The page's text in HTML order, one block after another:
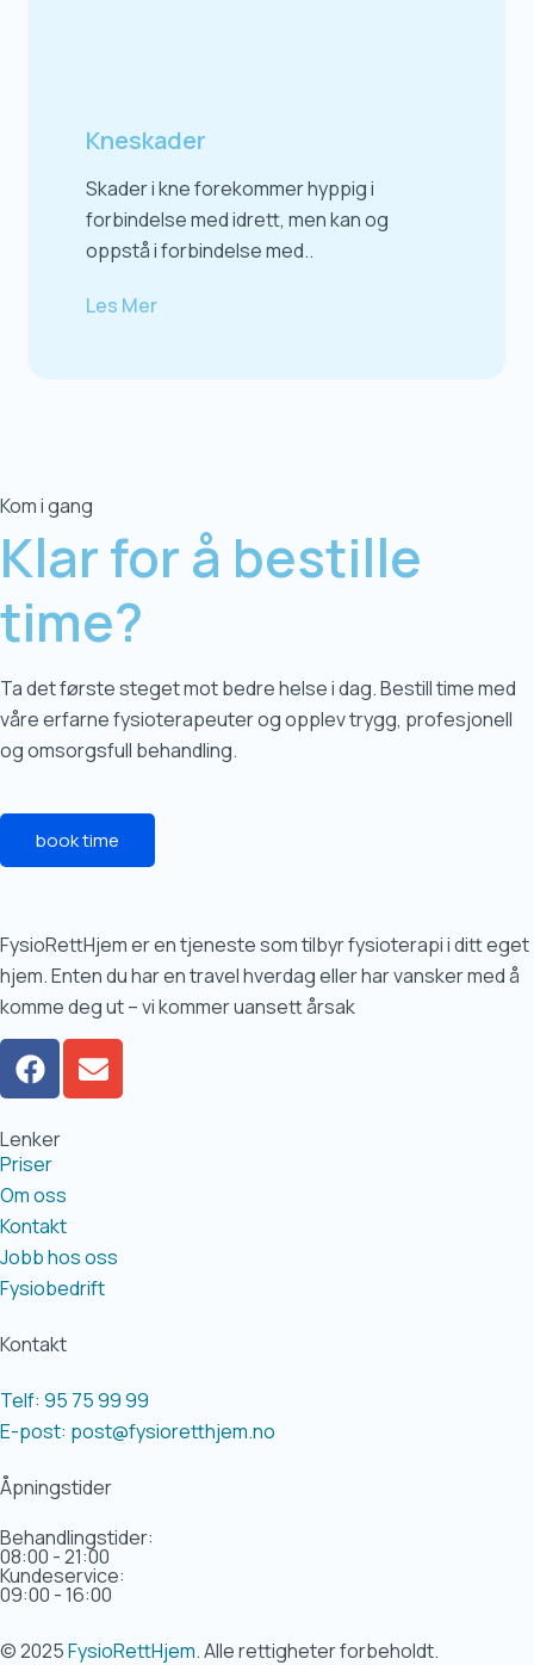
Kneskader
Skader i kne forekommer hyppig i
forbindelse med idrett, men kan og
oppstå i forbindelse med..
Les Mer
Kom i gang
Klar for å bestille
time?
Ta det første steget mot bedre helse i dag. Bestill time med
våre erfarne fysioterapeuter og opplev trygg, profesjonell
og omsorgsfull behandling.
book time
FysioRettHjem er en tjeneste som tilbyr fysioterapi i ditt eget
hjem. Enten du har en travel hverdag eller har vansker med å
komme deg ut – vi kommer uansett årsak
Lenker
Priser
Om oss
Kontakt
Jobb hos oss
Fysiobedrift
Kontakt
Telf: 95 75 99 99
E-post: post@fysioretthjem.no
Åpningstider
Behandlingstider:
08:00 - 21:00
Kundeservice:
09:00 - 16:00
© 2025FysioRettHjem. Alle rettigheter forbeholdt.